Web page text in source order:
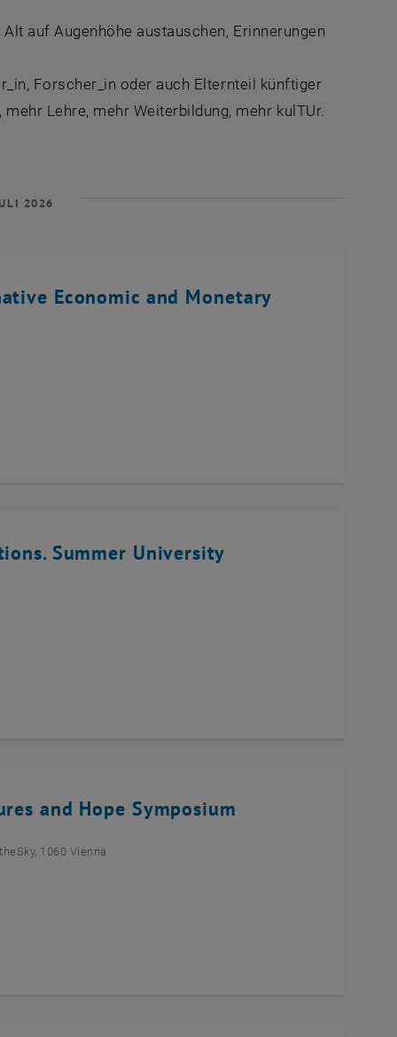
auf Augenhöhe austauschen, Erinnerungen
Forscher_in oder auch Elternteil künftiger
Lehre, mehr Weiterbildung, mehr kulTUr.
2026
Economic and Monetary
Summer University
and Hope Symposium
1060 Vienna